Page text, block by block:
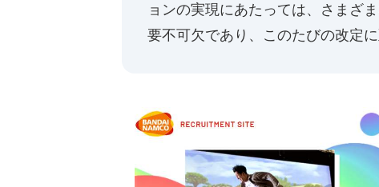
ョンの実現にあたっては、さまざ
要不可欠であり、このたびの改定に